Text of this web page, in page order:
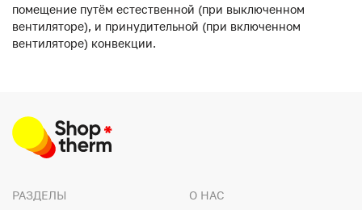
помещение путём естественной (при выключенном
вентиляторе), и принудительной (при включенном
вентиляторе) конвекции.
РАЗДЕЛЫ О НАС